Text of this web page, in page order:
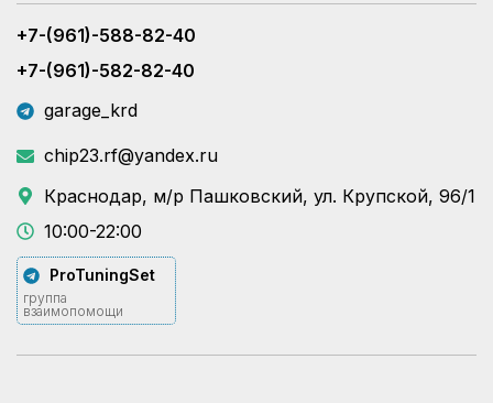
+7-(961)-588-82-40
+7-(961)-582-82-40
garage_krd
chip23.rf@yandex.ru
Краснодар, м/р Пашковский, ул. Крупской, 96/1
10:00-22:00
ProTuningSet
группа
взаимопомощи